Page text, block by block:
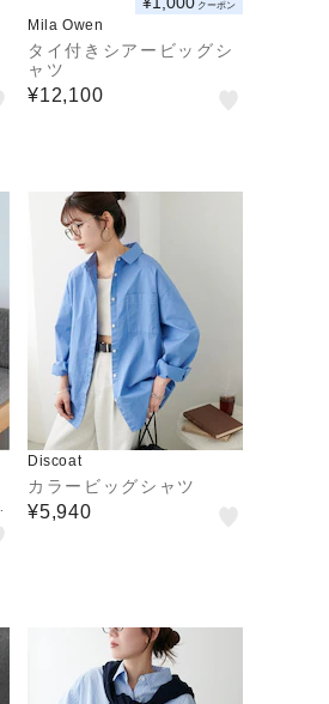
クーポン
Mila Owen
タイ付きシアービッグシ
ャツ
¥12,100
Discoat
カラービッグシャツ
¥5,940